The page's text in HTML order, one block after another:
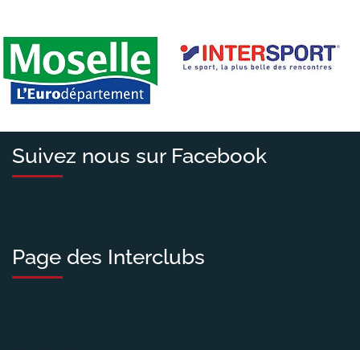
Suivez nous sur Facebook
Page des Interclubs